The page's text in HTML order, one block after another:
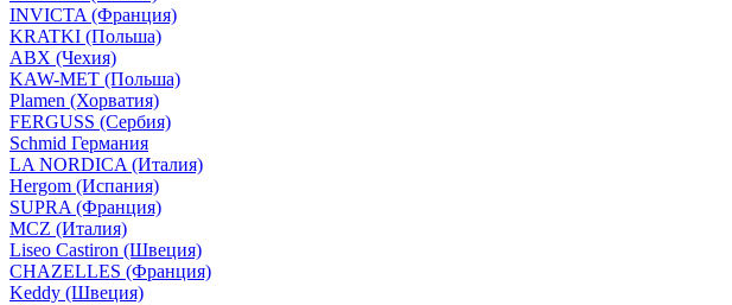
INVICTA (Франция)
KRATKI (Польша)
ABX (Чехия)
KAW-MET (Польша)
Plamen (Хорватия)
FERGUSS (Сербия)
Schmid Германия
LA NORDICA (Италия)
Hergom (Испания)
SUPRA (Франция)
MCZ (Италия)
Liseo Castiron (Швеция)
CHAZELLES (Франция)
Keddy (Швеция)